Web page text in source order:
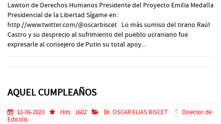
Lawton de Derechos Humanos Presidente del Proyecto Emilia Medalla
Presidencial de la Libertad Sígame en:
http://www.twitter.com/@oscarbiscet Lo más sumiso del tirano Raúl
Castro y su desprecio al sufrimiento del pueblo ucraniano fue
expresarle al consejero de Putin su total apoy...
AQUEL CUMPLEAÑOS
12-06-2023 Hits: 1602 Dr. OSCAR ELIAS BISCET
Director de
Edición